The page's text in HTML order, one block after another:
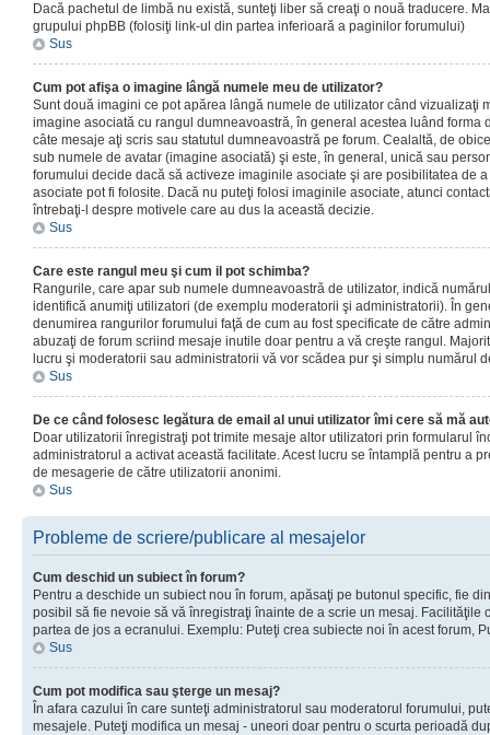
Dacă pachetul de limbă nu există, sunteţi liber să creaţi o nouă traducere.
grupului phpBB (folosiţi link-ul din partea inferioară a paginilor forumului)
Sus
Cum pot afişa o imagine lângă numele meu de utilizator?
Sunt două imagini ce pot apărea lângă numele de utilizator când vizualizaţi
imagine asociată cu rangul dumneavoastră, în general acestea luând forma
câte mesaje aţi scris sau statutul dumneavoastră pe forum. Cealaltă, de
sub numele de avatar (imagine asociată) şi este, în general, unică sau
forumului decide dacă să activeze imaginile asociate şi are posibilitatea de
asociate pot fi folosite. Dacă nu puteţi folosi imaginile asociate, atunci
întrebaţi-l despre motivele care au dus la această decizie.
Sus
Care este rangul meu şi cum il pot schimba?
Rangurile, care apar sub numele dumneavoastră de utilizator, indică
identifică anumiţi utilizatori (de exemplu moderatorii şi administratorii). În
denumirea rangurilor forumului faţă de cum au fost specificate de către
abuzaţi de forum scriind mesaje inutile doar pentru a vă creşte rangul.
lucru şi moderatorii sau administratorii vă vor scădea pur şi simplu numărul
Sus
De ce când folosesc legătura de email al unui utilizator îmi cere să mă
Doar utilizatorii înregistraţi pot trimite mesaje altor utilizatori prin formularul
administratorul a activat această facilitate. Acest lucru se întamplă pentru a
de mesagerie de către utilizatorii anonimi.
Sus
Probleme de scriere/publicare al mesajelor
Cum deschid un subiect în forum?
Pentru a deschide un subiect nou în forum, apăsaţi pe butonul specific, fie
posibil să fie nevoie să vă înregistraţi înainte de a scrie un mesaj. Facilităţile
partea de jos a ecranului. Exemplu: Puteţi crea subiecte noi în acest forum,
Sus
Cum pot modifica sau şterge un mesaj?
În afara cazului în care sunteţi administratorul sau moderatorul forumului,
mesajele. Puteţi modifica un mesaj - uneori doar pentru o scurta perioadă